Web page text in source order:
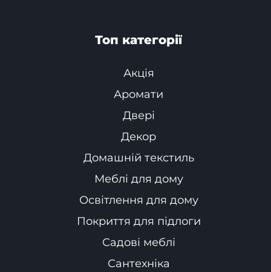
Топ категорії
Акція
Аромати
Двері
Декор
Домашній текстиль
Меблі для дому
Освітлення для дому
Покриття для підлоги
Садові меблі
Сантехніка